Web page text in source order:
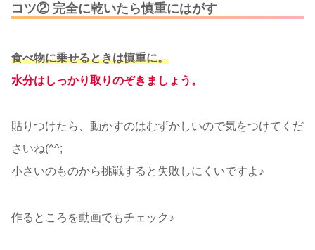
コツ② 完全に乾いたら慎重にはがす
食べ物に乗せるときは慎重に。
水分はしっかり取りのぞきましょう。
貼りつけたら、動かすのはむずかしいので気をつけてくだ
さいね(^^;
小さいのものから挑戦すると失敗しにくいですよ♪
作るところを動画でもチェック♪